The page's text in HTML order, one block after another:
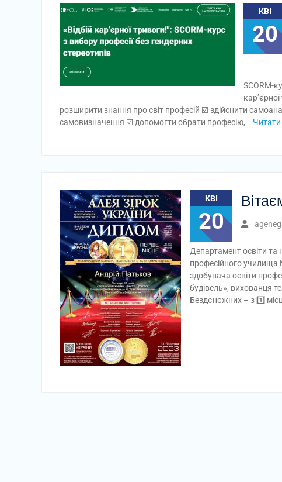
КВІ
20
SCORM-
розширити знання про світ професій ☑️ здійснити
самовизначення ☑️ допомогти обрати професію,
Читати
КВІ
20
Департамент освіти та
професійного
здобувача освіти
будівель», вихованця
Бездєнєжних – з 1️⃣